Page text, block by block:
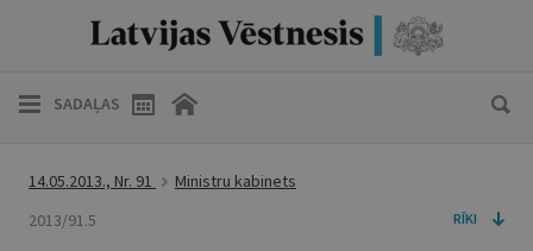
SADAĻAS
14.05.2013., Nr. 91
Ministru kabinets
2013/91.5
RĪKI